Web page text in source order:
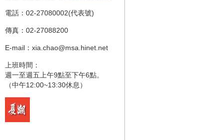
電話：02-27080002(代表號)
傳真：02-27088200
E-mail：xia.chao@msa.hinet.net
上班時間：
週一至週五上午9點至下午6點。
（中午12:00~13:30休息）